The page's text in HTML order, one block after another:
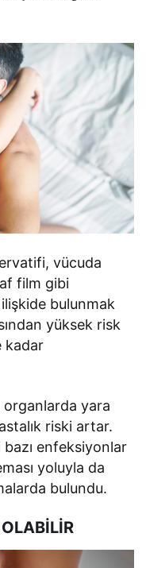
vücuda
film gibi
bulunmak
yüksek risk
kadar
organlarda yara
riski artar.
enfeksiyonlar
yoluyla da
bulundu.